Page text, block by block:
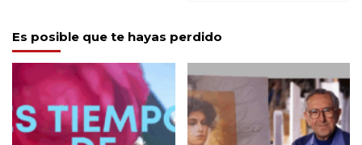
Es posible que te hayas perdido